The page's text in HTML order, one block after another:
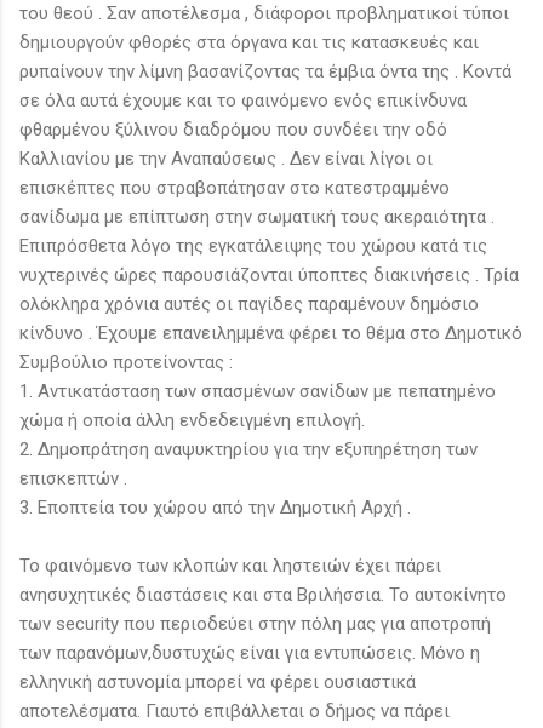
του θεού . Σαν αποτέλεσμα , διάφοροι προβληματικοί τύποι
δημιουργούν φθορές στα όργανα και τις κατασκευές και
ρυπαίνουν την λίμνη βασανίζοντας τα έμβια όντα της . Κοντά
σε όλα αυτά έχουμε και το φαινόμενο ενός επικίνδυνα
φθαρμένου ξύλινου διαδρόμου που συνδέει την οδό
Καλλιανίου με την Αναπαύσεως . Δεν είναι λίγοι οι
επισκέπτες που στραβοπάτησαν στο κατεστραμμένο
σανίδωμα με επίπτωση στην σωματική τους ακεραιότητα .
Επιπρόσθετα λόγο της εγκατάλειψης του χώρου κατά τις
νυχτερινές ώρες παρουσιάζονται ύποπτες διακινήσεις . Τρία
ολόκληρα χρόνια αυτές οι παγίδες παραμένουν δημόσιο
κίνδυνο . Έχουμε επανειλημμένα φέρει το θέμα στο Δημοτικό
Συμβούλιο προτείνοντας :
1. Αντικατάσταση των σπασμένων σανίδων με πεπατημένο
χώμα ή οποία άλλη ενδεδειγμένη επιλογή.
2. Δημοπράτηση αναψυκτηρίου για την εξυπηρέτηση των
επισκεπτών .
3. Εποπτεία του χώρου από την Δημοτική Αρχή .
Το φαινόμενο των κλοπών και ληστειών έχει πάρει
ανησυχητικές διαστάσεις και στα Βριλήσσια. Το αυτοκίνητο
των security που περιοδεύει στην πόλη μας για αποτροπή
των παρανόμων,δυστυχώς είναι για εντυπώσεις. Μόνο η
ελληνική αστυνομία μπορεί να φέρει ουσιαστικά
αποτελέσματα. Γιαυτό επιβάλλεται ο δήμος να πάρει